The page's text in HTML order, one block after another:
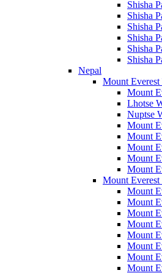
Shisha
Shisha
Shisha
Shisha
Shisha
Shisha
Nepal
Mount
Mount
Lhotse
Nuptse
Mount
Mount
Mount
Mount
Mount
Mount Everest
Mount
Mount
Mount
Mount
Mount
Mount
Mount
Mount